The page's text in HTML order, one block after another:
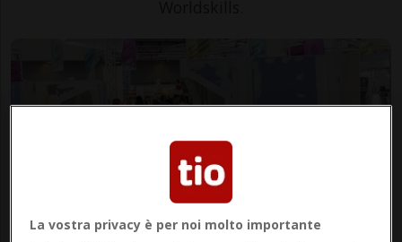
La vostra privacy è per noi molto importante